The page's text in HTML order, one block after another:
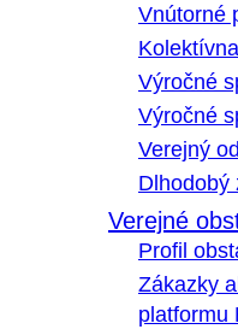
Vnútorné
Výročné
Výročné
Verejný
Dlhodobý
Verejné
Profil
Zákazky
platformu